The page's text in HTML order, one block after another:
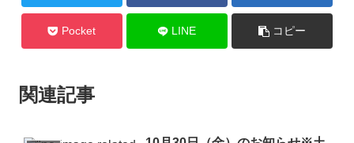
Pocket LINE コピー
関連記事